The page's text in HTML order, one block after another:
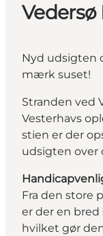
Vedersø
Nyd udsigten
mærk suset!
Stranden ved
Vesterhavs
stien er der
udsigten over
Fra den store
er der en
hvilket gør